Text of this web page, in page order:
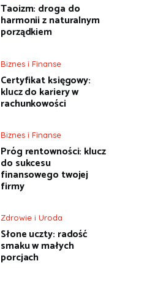
Taoizm: droga do
harmonii z naturalnym
porządkiem
Biznes i Finanse
Certyfikat księgowy:
klucz do kariery w
rachunkowości
Biznes i Finanse
Próg rentowności: klucz
do sukcesu
finansowego twojej
firmy
Zdrowie i Uroda
Słone uczty: radość
smaku w małych
porcjach